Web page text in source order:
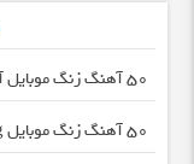
50 آهنگ زنگ موبایل آرامش بخش
50 آهنگ زنگ موبایل opening آیفون